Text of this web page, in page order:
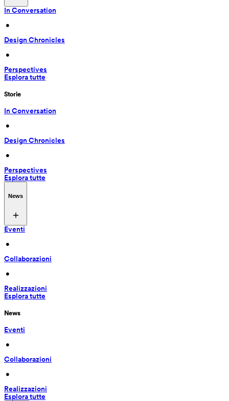
In Conversation
•
Design Chronicles
•
Perspectives
Esplora tutte
Storie
In Conversation
•
Design Chronicles
•
Perspectives
Esplora tutte
News
Eventi
•
Collaborazioni
•
Realizzazioni
Esplora tutte
News
Eventi
•
Collaborazioni
•
Realizzazioni
Esplora tutte